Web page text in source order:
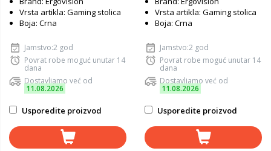
Vrsta artikla: Gaming stolica
Boja: Crna
Jamstvo:2 god
Povrat robe moguć unutar 14
dana
Dostavljamo već od
11.08.2026
Usporedite proizvod
Vrsta artikla: Gaming stolica
Boja: Crna
Jamstvo:2 god
Povrat robe moguć unutar 14
dana
Dostavljamo već od
11.08.2026
Usporedite proizvod